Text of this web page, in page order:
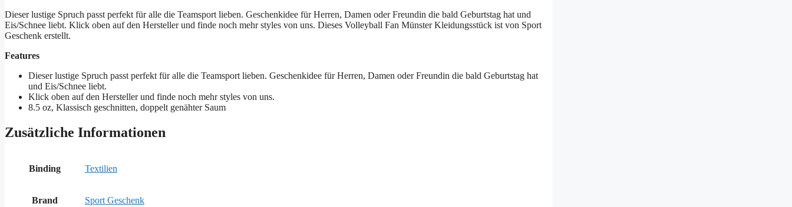
Dieser lustige Spruch passt perfekt für alle die Teamsport lieben. Geschenkidee für Herren, Damen oder Freundin die bald Geburtstag hat und
Eis/Schnee liebt. Klick oben auf den Hersteller und finde noch mehr styles von uns. Dieses Volleyball Fan Münster Kleidungsstück ist von Sport
Geschenk erstellt.
Features
Dieser lustige Spruch passt perfekt für alle die Teamsport lieben. Geschenkidee für Herren, Damen oder Freundin die bald Geburtstag hat
und Eis/Schnee liebt.
Klick oben auf den Hersteller und finde noch mehr styles von uns.
8.5 oz, Klassisch geschnitten, doppelt genähter Saum
Zusätzliche Informationen
Binding Textilien
Brand Sport Geschenk